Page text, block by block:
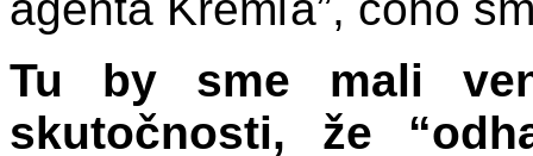
Tu by sme mali
skutočnosti, že